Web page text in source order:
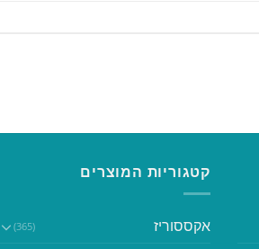
קטגוריות המוצרים
אקססוריז (365)